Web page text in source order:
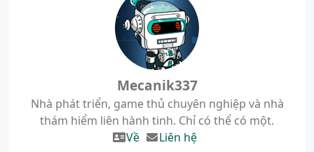
Mecanik337
Nhà phát triển, game thủ chuyên nghiệp và nhà
thám hiểm liên hành tinh. Chỉ có thể có một.
Về
Liên hệ